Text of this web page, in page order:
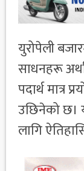
युरोपेली
साधनहरू
पदार्थ मात्र
उछिनेको छ।
लागि